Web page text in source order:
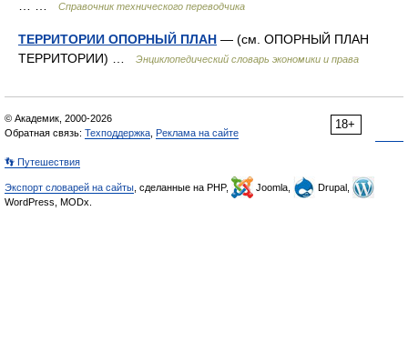
Справочник технического переводчика
ТЕРРИТОРИИ ОПОРНЫЙ ПЛАН — (см. ОПОРНЫЙ ПЛАН
ТЕРРИТОРИИ) …
Энциклопедический словарь экономики и права
18+
© Академик, 2000-2026
Обратная связь: Техподдержка Реклама на сайте
👣 Путешествия
Экспорт словарей на сайты , сделанные на PHP, Joomla,
Drupal,
WordPress, MODx.